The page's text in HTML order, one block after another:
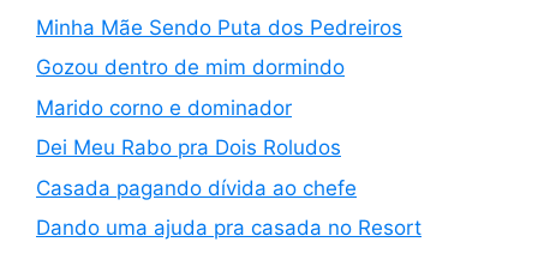
Minha Mãe Sendo Puta dos Pedreiros
Gozou dentro de mim dormindo
Marido corno e dominador
Dei Meu Rabo pra Dois Roludos
Casada pagando dívida ao chefe
Dando uma ajuda pra casada no Resort